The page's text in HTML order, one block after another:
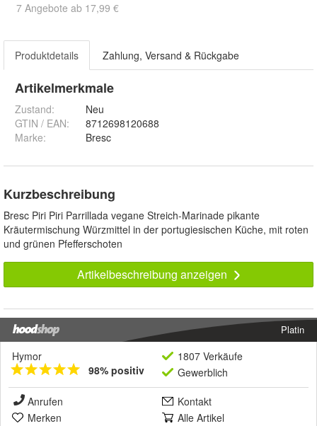
7 Angebote ab 17,99 €
Produktdetails Zahlung, Versand & Rückgabe
Artikelmerkmale
Zustand:
Neu
GTIN / EAN:
8712698120688
Marke:
Bresc
Kurzbeschreibung
Bresc Piri Piri Parrillada vegane Streich-Marinade pikante
Kräutermischung Würzmittel in der portugiesischen Küche, mit roten
und grünen Pfefferschoten
Artikelbeschreibung anzeigen
Platin
Hymor
98% positiv
1807 Verkäufe
Gewerblich
Anrufen
Kontakt
Merken
Alle Artikel